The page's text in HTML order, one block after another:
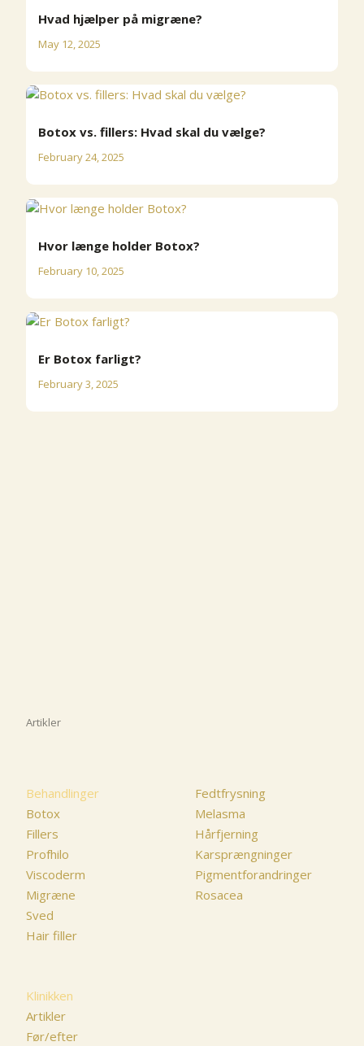
Hvad hjælper på migræne?
May 12, 2025
Botox vs. fillers: Hvad skal du vælge?
February 24, 2025
Hvor længe holder Botox?
February 10, 2025
Er Botox farligt?
February 3, 2025
Artikler
Behandlinger
Botox
Fillers
Profhilo
Viscoderm
Migræne
Sved
Hair filler
Fedtfrysning
Melasma
Hårfjerning
Karsprængninger
Pigmentforandringer
Rosacea
Klinikken
Artikler
Før/efter